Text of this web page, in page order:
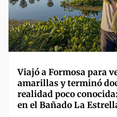
Viajó a Formosa para
amarillas y terminó
realidad poco
en el Bañado La